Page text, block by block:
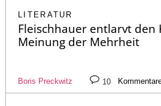
LITERATUR
Fleischhauer entlarvt den
Meinung der Mehrheit
Boris Preckwitz 10